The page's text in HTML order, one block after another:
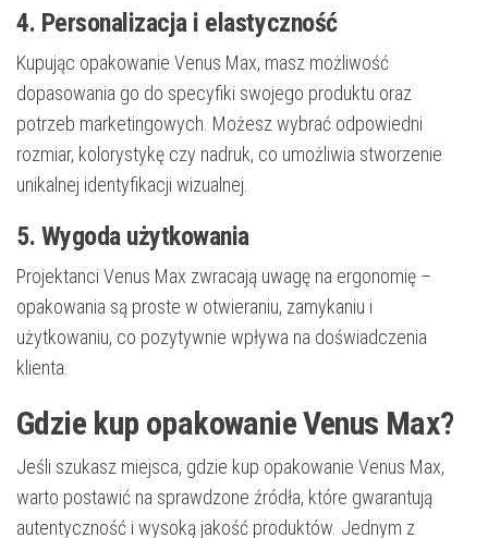
4. Personalizacja i elastyczność
Kupując opakowanie Venus Max, masz możliwość
dopasowania go do specyfiki swojego produktu oraz
potrzeb marketingowych. Możesz wybrać odpowiedni
rozmiar, kolorystykę czy nadruk, co umożliwia stworzenie
unikalnej identyfikacji wizualnej.
5. Wygoda użytkowania
Projektanci Venus Max zwracają uwagę na ergonomię –
opakowania są proste w otwieraniu, zamykaniu i
użytkowaniu, co pozytywnie wpływa na doświadczenia
klienta.
Gdzie kup opakowanie Venus Max?
Jeśli szukasz miejsca, gdzie kup opakowanie Venus Max,
warto postawić na sprawdzone źródła, które gwarantują
autentyczność i wysoką jakość produktów. Jednym z